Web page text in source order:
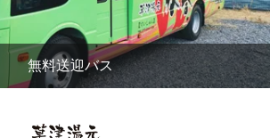
無料送迎バス